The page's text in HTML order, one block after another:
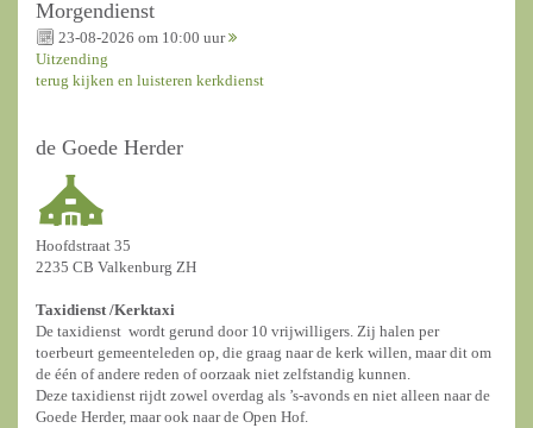
Morgendienst
23-08-2026 om 10:00 uur
Uitzending
terug kijken en luisteren kerkdienst
de Goede Herder
Hoofdstraat 35
2235 CB Valkenburg ZH
Taxidienst /Kerktaxi
De taxidienst wordt gerund door 10 vrijwilligers. Zij halen per
toerbeurt gemeenteleden op, die graag naar de kerk willen, maar dit om
de één of andere reden of oorzaak niet zelfstandig kunnen.
Deze taxidienst rijdt zowel overdag als ’s-avonds en niet alleen naar de
Goede Herder, maar ook naar de Open Hof.